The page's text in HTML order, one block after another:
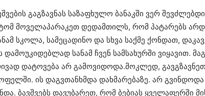
გაგზავნას საზაფხულო ბანაკში ვერ
მოველაპარაკეთ დედამთილს, რომ პატარებს
სკოლა, სამეცადინო და სხვა საქმე ქონდათ,
დამოუკიდებლად სანამ ჩვენ სამსახურში ვიყავით.
დატოვება არ გამოვიდოდა.მოკლედ, გავგზავნეთ
ის დაგვთანხმდა დახმარებაზე. არ გვინდოდა
ბავშვებს დავუბარეთ, რომ ბებიას ყველაფერში